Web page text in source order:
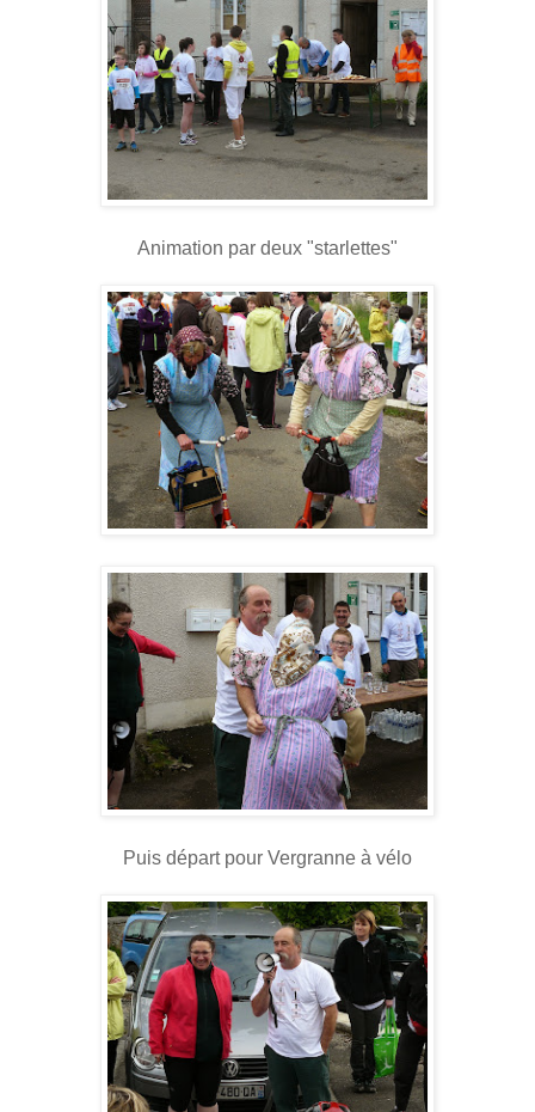
Animation par deux "starlettes"
Puis départ pour Vergranne à vélo